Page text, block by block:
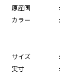
原産国
:
カラー
:
サイズ
:
実寸
: